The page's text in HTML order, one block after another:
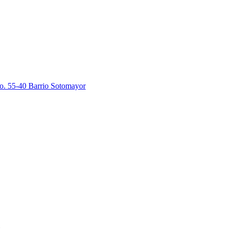
55-40 Barrio Sotomayor